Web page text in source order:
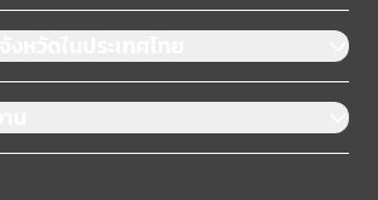
หวัดในประเทศไทย